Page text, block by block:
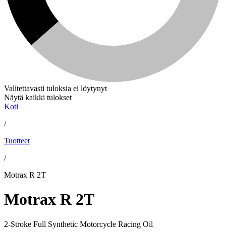
Valitettavasti tuloksia ei löytynyt
Näytä kaikki tulokset
Koti
/
Tuotteet
/
Motrax R 2T
Motrax R 2T
2-Stroke Full Synthetic Motorcycle Racing Oil